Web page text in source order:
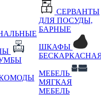
СЕРВАНТЫ
ДЛЯ ПОСУДЫ,
БАРНЫЕ
ШКАФЫ
МЕБЕЛЬ
МЯГКАЯ
МЕБЕЛЬ